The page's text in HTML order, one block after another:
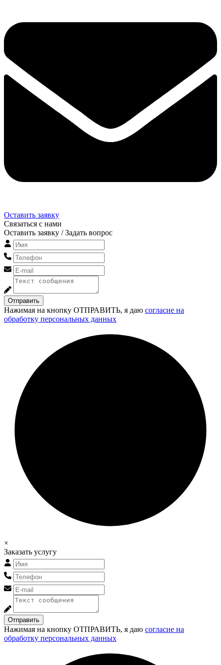
Оставить заявку
Связаться с нами
Оставить заявку / Задать вопрос
Отправить
Нажимая на кнопку ОТПРАВИТЬ, я даю согласие на
обработку персональных данных
×
Заказать услугу
Отправить
Нажимая на кнопку ОТПРАВИТЬ, я даю согласие на
обработку персональных данных